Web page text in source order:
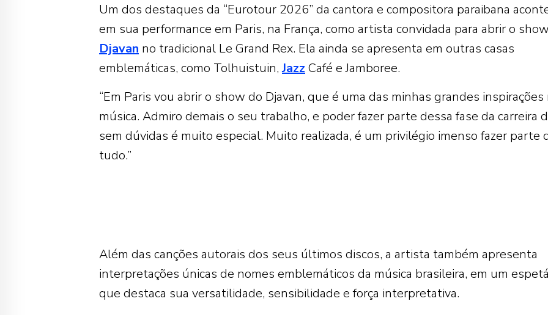
Um dos destaques da “Eurotour 2026” da cantora e compositora paraibana
em sua performance em Paris, na França, como artista convidada para abrir o
Djavan no tradicional Le Grand Rex. Ela ainda se apresenta em outras casas
emblemáticas, como Tolhuistuin,Jazz Café e Jamboree.
“Em Paris vou abrir o show do Djavan, que é uma das minhas grandes inspirações
música. Admiro demais o seu trabalho, e poder fazer parte dessa fase da carreira
sem dúvidas é muito especial. Muito realizada, é um privilégio imenso fazer parte
tudo.”
Além das canções autorais dos seus últimos discos, a artista também apresenta
interpretações únicas de nomes emblemáticos da música brasileira, em um
que destaca sua versatilidade, sensibilidade e força interpretativa.